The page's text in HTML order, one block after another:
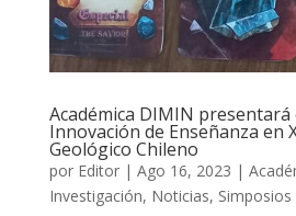
Académica DIMIN presentará
Innovación de Enseñanza en
Geológico Chileno
por Editor| Ago 16, 2023 |
Investigación, Noticias, Simposios